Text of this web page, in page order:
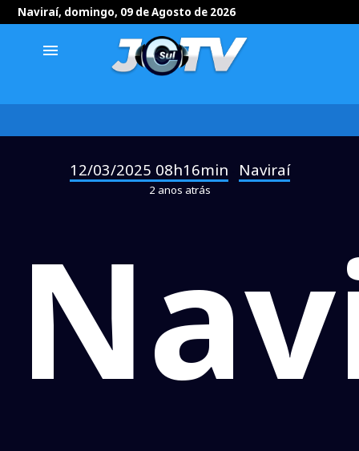
Naviraí, domingo, 09 de Agosto de 2026
menu
12/03/2025 08h16min Naviraí
2 anos atrás